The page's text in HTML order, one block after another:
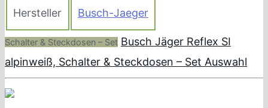
Hersteller Busch-Jaeger
Schalter & Steckdosen – Set Busch Jäger Reflex SI
alpinweiß, Schalter & Steckdosen – Set Auswahl